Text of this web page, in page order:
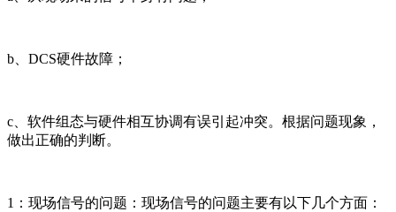
b、DCS硬件故障；
c、软件组态与硬件相互协调有误引起冲突。根据问题现象，
做出正确的判断。
1：现场信号的问题：现场信号的问题主要有以下几个方面：